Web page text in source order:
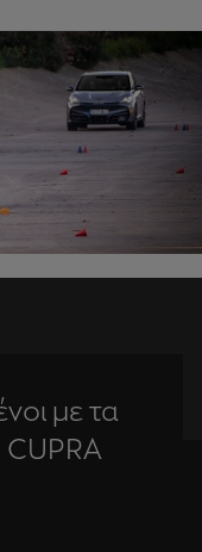
με τα
CUPRA